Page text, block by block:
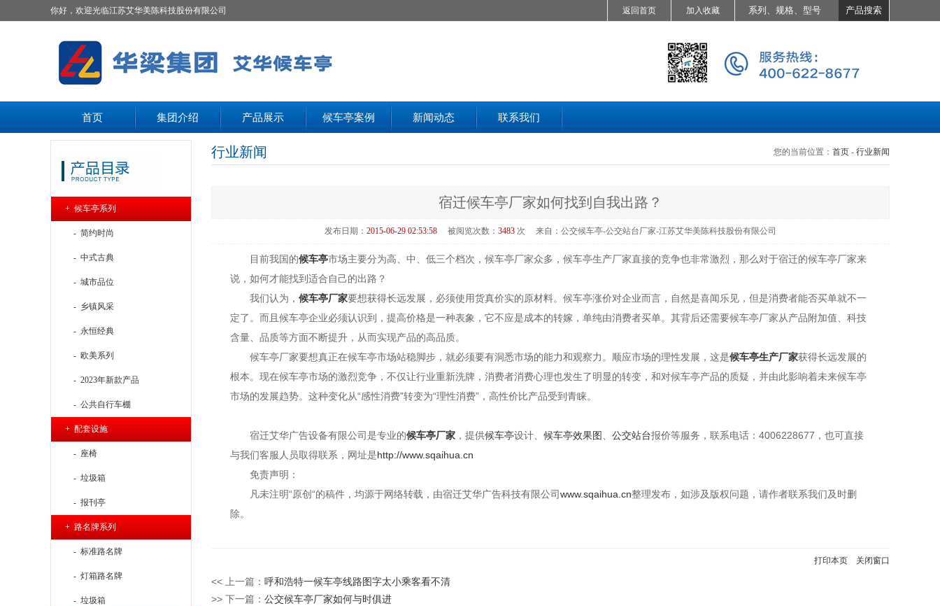
你好，欢迎光临江苏艾华美陈科技股份有限公司 加入收藏
返回首页
首页 集团介绍 产品展示 候车亭案例 新闻动态 联系我们
+ 候车亭系列
- 简约时尚
- 中式古典
- 城市品位
- 乡镇风采
- 永恒经典
- 欧美系列
- 2023年新款产品
- 公共自行车棚
+ 配套设施
- 座椅
- 垃圾箱
- 报刊亭
+ 路名牌系列
- 标准路名牌
- 灯箱路名牌
- 垃圾箱
行业新闻 您的当前位置： 首页 - 行业新闻
宿迁候车亭厂家如何找到自我出路？
发布日期： 2015-06-29 02:53:58 被阅览次数： 3483 次 来自：公交候车亭-公交站台厂家-江苏艾华美陈科技股份有限公司
目前我国的候车亭市场主要分为高、中、低三个档次，候车亭厂家众多，候车亭生产厂家直接的竞争也非常激烈，那么对于宿迁的候车亭厂家来
说，如何才能找到适合自己的出路？
我们认为， 候车亭厂家要想获得长远发展，必须使用货真价实的原材料。候车亭涨价对企业而言，自然是喜闻乐见，但是消费者能否买单就不一
定了。而且候车亭企业必须认识到，提高价格是一种表象，它不应是成本的转嫁，单纯由消费者买单。其背后还需要候车亭厂家从产品附加值、科技
含量、品质等方面不断提升，从而实现产品的高品质。
候车亭厂家要想真正在候车亭市场站稳脚步，就必须要有洞悉市场的能力和观察力。顺应市场的理性发展，这是候车亭生产厂家获得长远发展的
根本。现在候车亭市场的激烈竞争，不仅让行业重新洗牌，消费者消费心理也发生了明显的转变，和对候车亭产品的质疑，并由此影响着未来候车亭
市场的发展趋势。这种变化从“感性消费”转变为“理性消费”，高性价比产品受到青睐。
宿迁艾华广告设备有限公司是专业的候车亭厂家，提供候车亭设计、 候车亭效果图 公交站台报价等服务，联系电话：4006228677，也可直接
与我们客服人员取得联系，网址是http://www.sqaihua.cn
免责声明：
凡未注明“原创“的稿件，均源于网络转载，由宿迁艾华广告科技有限公司www.sqaihua.cn整理发布，如涉及版权问题，请作者联系我们及时删
除。
打印本页 关闭窗口
<< 上一篇： 呼和浩特一候车亭线路图字太小乘客看不清
>> 下一篇： 公交候车亭厂家如何与时俱进